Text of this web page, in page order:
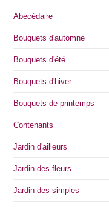
Abécédaire
Bouquets d'automne
Bouquets d'été
Bouquets d'hiver
Bouquets de printemps
Contenants
Jardin d'ailleurs
Jardin des fleurs
Jardin des simples